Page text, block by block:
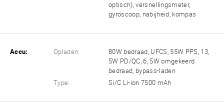
optisch), versnellingsmeter,
gyroscoop, nabijheid, kompas
Accu: Opladen:
80W bedraad, UFCS, 55W PPS, 13,
5W PD/QC, 6, 5W omgekeerd
bedraad, bypass-laden
Type:
Si/C Li-ion 7500 mAh